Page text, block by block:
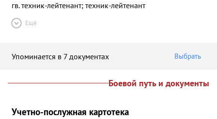
гв. техник-лейтенант; техник-лейтенант
Ещё
Упоминается в 7 документах Выбрать
Боевой путь и документы
Учетно-послужная картотека